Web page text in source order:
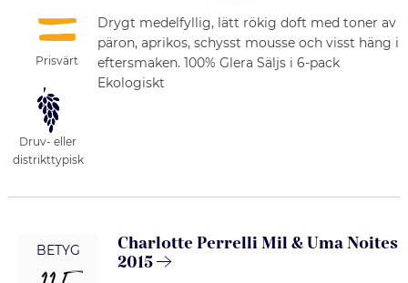
Prisvärt
Druv- eller
distrikttypisk
Drygt medelfyllig, lätt rökig doft med toner av
päron, aprikos, schysst mousse och visst häng i
eftersmaken. 100% Glera Säljs i 6-pack
Ekologiskt
BETYG
Charlotte Perrelli Mil & Uma Noites
2015